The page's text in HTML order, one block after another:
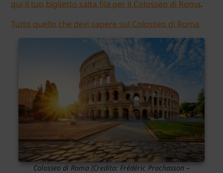
qui il tuo biglietto salta fila per il Colosseo di Roma.
Tutto quello che devi sapere sul Colosseo di Roma.
Colosseo di Roma (Credito: Frédéric Prochasson –